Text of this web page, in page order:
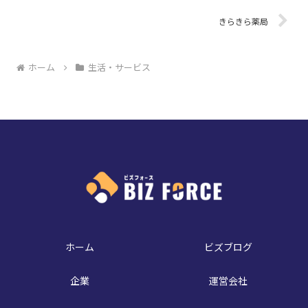
きらきら薬局
ホーム 生活・サービス
ホーム ビズブログ
企業 運営会社